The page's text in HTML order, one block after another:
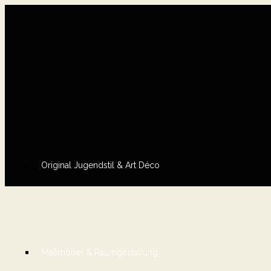
Original Jugendstil & Art Déco
Maßmöbel & Raumgestaltung